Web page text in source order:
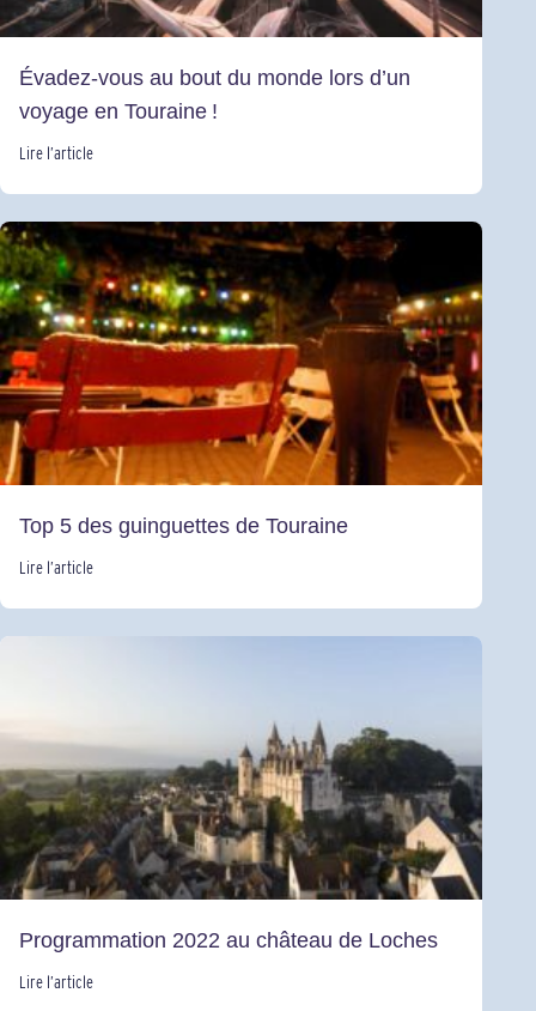
Évadez-vous au bout du monde lors d’un
voyage en Touraine !
Lire l’article
Top 5 des guinguettes de Touraine
Lire l’article
Programmation 2022 au château de Loches
Lire l’article